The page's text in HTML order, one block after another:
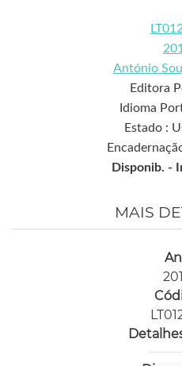
António
Editora
Idioma
Estado :
Disponib. -
MAIS